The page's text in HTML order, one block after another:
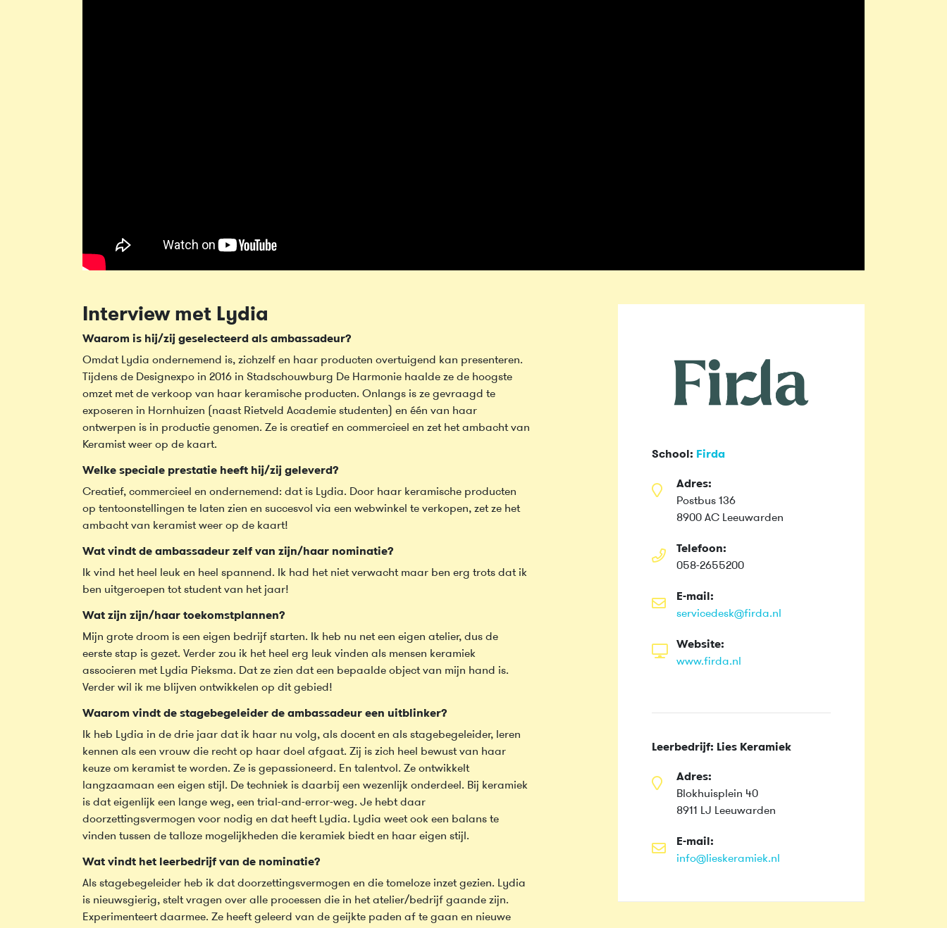
Interview met Lydia
Waarom is hij/zij geselecteerd als ambassadeur?
Omdat Lydia ondernemend is, zichzelf en haar producten overtuigend kan presenteren.
Tijdens de Designexpo in 2016 in Stadschouwburg De Harmonie haalde ze de hoogste
omzet met de verkoop van haar keramische producten. Onlangs is ze gevraagd te
exposeren in Hornhuizen (naast Rietveld Academie studenten) en één van haar
ontwerpen is in productie genomen. Ze is creatief en commercieel en zet het ambacht van
Keramist weer op de kaart.
Welke speciale prestatie heeft hij/zij geleverd?
Creatief, commercieel en ondernemend: dat is Lydia. Door haar keramische producten
op tentoonstellingen te laten zien en succesvol via een webwinkel te verkopen, zet ze het
ambacht van keramist weer op de kaart!
Wat vindt de ambassadeur zelf van zijn/haar nominatie?
Ik vind het heel leuk en heel spannend. Ik had het niet verwacht maar ben erg trots dat ik
ben uitgeroepen tot student van het jaar!
Wat zijn zijn/haar toekomstplannen?
Mijn grote droom is een eigen bedrijf starten. Ik heb nu net een eigen atelier, dus de
eerste stap is gezet. Verder zou ik het heel erg leuk vinden als mensen keramiek
associeren met Lydia Pieksma. Dat ze zien dat een bepaalde object van mijn hand is.
Verder wil ik me blijven ontwikkelen op dit gebied!
Waarom vindt de stagebegeleider de ambassadeur een uitblinker?
Ik heb Lydia in de drie jaar dat ik haar nu volg, als docent en als stagebegeleider, leren
kennen als een vrouw die recht op haar doel afgaat. Zij is zich heel bewust van haar
keuze om keramist te worden. Ze is gepassioneerd. En talentvol. Ze ontwikkelt
langzaamaan een eigen stijl. De techniek is daarbij een wezenlijk onderdeel. Bij keramiek
is dat eigenlijk een lange weg, een trial-and-error-weg. Je hebt daar
doorzettingsvermogen voor nodig en dat heeft Lydia. Lydia weet ook een balans te
vinden tussen de talloze mogelijkheden die keramiek biedt en haar eigen stijl.
Wat vindt het leerbedrijf van de nominatie?
Als stagebegeleider heb ik dat doorzettingsvermogen en die tomeloze inzet gezien. Lydia
is nieuwsgierig, stelt vragen over alle processen die in het atelier/bedrijf gaande zijn.
Experimenteert daarmee. Ze heeft geleerd van de geijkte paden af te gaan en nieuwe
School: Firda
Adres:
Postbus 136
8900 AC Leeuwarden
Telefoon:
058-2655200
E-mail:
servicedesk@firda.nl
Website:
www.firda.nl
Leerbedrijf: Lies Keramiek
Adres:
Blokhuisplein 40
8911 LJ Leeuwarden
E-mail:
info@lieskeramiek.nl